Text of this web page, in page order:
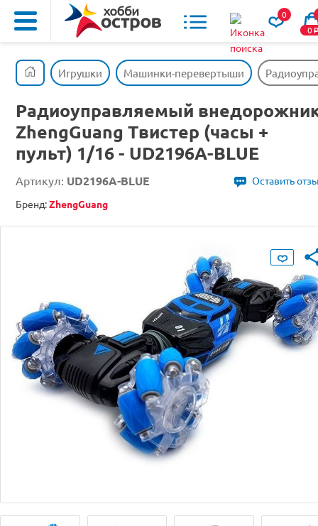
0
0o
Игрушки Машинки-перевертыши
Радиоуправляемый
ZhengGuang Твистер (часы +
пульт) 1/16 - UD2196A-BLUE
Артикул: UD2196A-BLUE
Оставить
Бренд:ZhengGuang